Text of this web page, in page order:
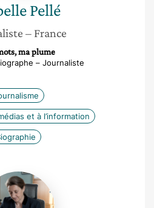
Pellé
– France
ma plume
– Journaliste
et à l’information
Isabelle
Philippe-
Meurville